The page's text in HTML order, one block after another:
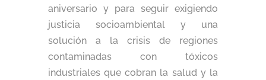
aniversario y para seguir exigiendo
justicia socioambiental y una
solución a la crisis de regiones
contaminadas con tóxicos
industriales que cobran la salud y la